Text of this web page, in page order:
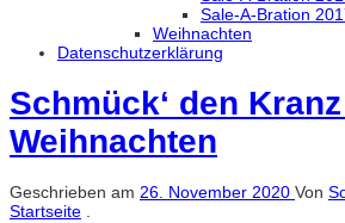
Sale-A-Bration
Weihnachten
Datenschutzerklärung
Schmück‘ den
Weihnachten
Geschrieben am 26. November 2020 Von
Startseite .